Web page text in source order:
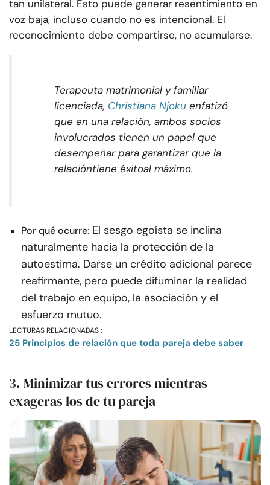
tan unilateral. Esto puede generar resentimiento en
voz baja, incluso cuando no es intencional. El
reconocimiento debe compartirse, no acumularse.
Terapeuta matrimonial y familiar
licenciada, Christiana Njoku enfatizó
que en una relación, ambos socios
involucrados tienen un papel que
desempeñar para garantizar que la
relacióntiene éxitoal máximo.
Por qué ocurre: El sesgo egoísta se inclina
naturalmente hacia la protección de la
autoestima. Darse un crédito adicional parece
reafirmante, pero puede difuminar la realidad
del trabajo en equipo, la asociación y el
esfuerzo mutuo.
LECTURAS RELACIONADAS :
25 Principios de relación que toda pareja debe saber
3. Minimizar tus errores mientras
exageras los de tu pareja